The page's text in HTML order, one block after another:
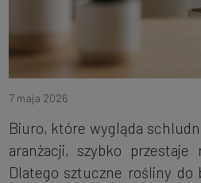
7 maja 2026
Biuro, które wygląda
aranżacji, szybko
Dlatego sztuczne rośliny do